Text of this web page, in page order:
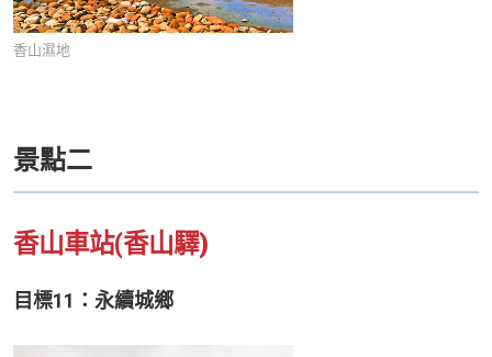
香山濕地
景點二
香山車站(香山驛)
目標11：永續城鄉